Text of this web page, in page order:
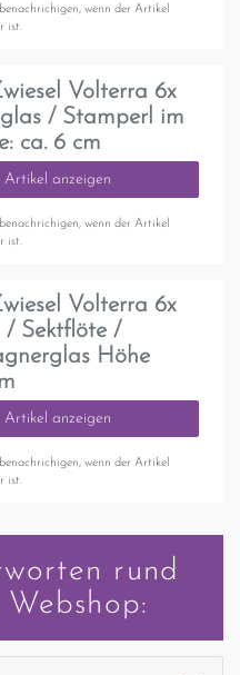
wenn der Artikel
ist.
Volterra 6x
/ Stamperl im
ca. 6 cm
Artikel anzeigen
wenn der Artikel
ist.
Volterra 6x
/ Sektflöte /
Höhe
Artikel anzeigen
wenn der Artikel
ist.
rund